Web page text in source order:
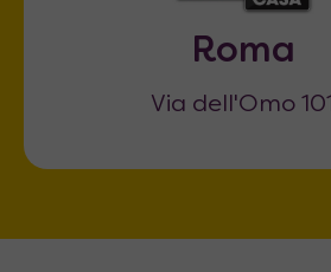
Roma
Via dell'Omo 101